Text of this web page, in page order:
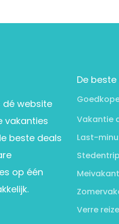
dé website
vakanties
beste deals
op één
De
Vakantie
Last-
Verre